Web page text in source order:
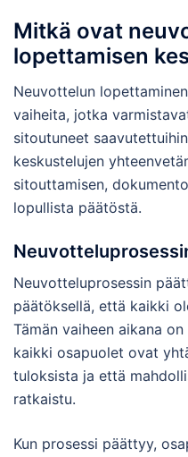
Mitkä ovat
lopettamisen
Neuvottelun
vaiheita, jotka
sitoutuneet
keskustelujen
sitouttamisen,
lopullista päätöstä.
Neuvotteluprosessin
päätöksellä, että kaikki
Tämän vaiheen aikana
kaikki osapuolet ovat
tuloksista ja että
ratkaistu.
Kun prosessi päättyy,